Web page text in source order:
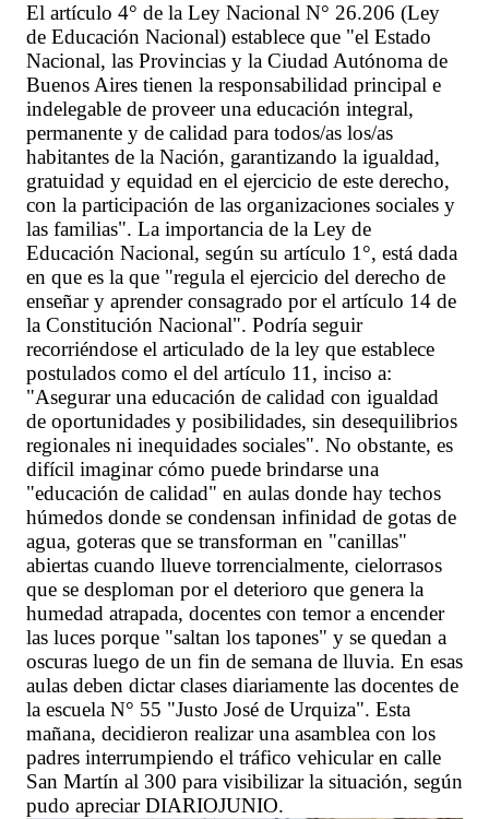
El artículo 4° de la Ley Nacional N° 26.206 (Ley
de Educación Nacional) establece que "el Estado
Nacional, las Provincias y la Ciudad Autónoma de
Buenos Aires tienen la responsabilidad principal e
indelegable de proveer una educación integral,
permanente y de calidad para todos/as los/as
habitantes de la Nación, garantizando la igualdad,
gratuidad y equidad en el ejercicio de este derecho,
con la participación de las organizaciones sociales y
las familias". La importancia de la Ley de
Educación Nacional, según su artículo 1°, está dada
en que es la que "regula el ejercicio del derecho de
enseñar y aprender consagrado por el artículo 14 de
la Constitución Nacional". Podría seguir
recorriéndose el articulado de la ley que establece
postulados como el del artículo 11, inciso a:
"Asegurar una educación de calidad con igualdad
de oportunidades y posibilidades, sin desequilibrios
regionales ni inequidades sociales". No obstante, es
difícil imaginar cómo puede brindarse una
"educación de calidad" en aulas donde hay techos
húmedos donde se condensan infinidad de gotas de
agua, goteras que se transforman en "canillas"
abiertas cuando llueve torrencialmente, cielorrasos
que se desploman por el deterioro que genera la
humedad atrapada, docentes con temor a encender
las luces porque "saltan los tapones" y se quedan a
oscuras luego de un fin de semana de lluvia. En esas
aulas deben dictar clases diariamente las docentes de
la escuela N° 55 "Justo José de Urquiza". Esta
mañana, decidieron realizar una asamblea con los
padres interrumpiendo el tráfico vehicular en calle
San Martín al 300 para visibilizar la situación, según
pudo apreciar DIARIOJUNIO.